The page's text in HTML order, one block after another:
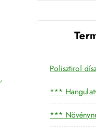
6400K - 4255 mennyiség
Polisztirol
***
***